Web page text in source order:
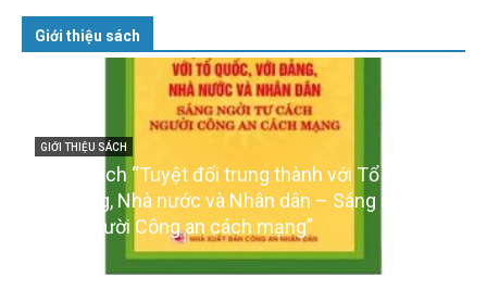
Giới thiệu sách
GIỚI THIỆU SÁCH
Ra mắt ba cuốn sách ảnh chào mừng
của Đảng
16/01/2026